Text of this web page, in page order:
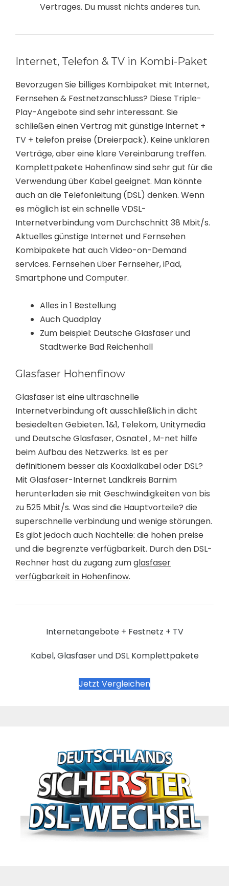
Vertrages. Du musst nichts anderes tun.
Internet, Telefon & TV in Kombi-Paket
Bevorzugen Sie billiges Kombipaket mit Internet,
Fernsehen & Festnetzanschluss? Diese Triple-
Play-Angebote sind sehr interessant. Sie
schließen einen Vertrag mit günstige internet +
TV + telefon preise (Dreierpack). Keine unklaren
Verträge, aber eine klare Vereinbarung treffen.
Komplettpakete Hohenfinow sind sehr gut für die
Verwendung über Kabel geeignet. Man könnte
auch an die Telefonleitung (DSL) denken. Wenn
es möglich ist ein schnelle VDSL-
Internetverbindung vom Durchschnitt 38 Mbit/s.
Aktuelles günstige Internet und Fernsehen
Kombipakete hat auch Video-on-Demand
services. Fernsehen über Fernseher, iPad,
Smartphone und Computer.
Alles in 1 Bestellung
Auch Quadplay
Zum beispiel: Deutsche Glasfaser und
Stadtwerke Bad Reichenhall
Glasfaser Hohenfinow
Glasfaser ist eine ultraschnelle
Internetverbindung oft ausschließlich in dicht
besiedelten Gebieten. 1&1, Telekom, Unitymedia
und Deutsche Glasfaser, Osnatel , M-net hilfe
beim Aufbau des Netzwerks. Ist es per
definitionem besser als Koaxialkabel oder DSL?
Mit Glasfaser-Internet Landkreis Barnim
herunterladen sie mit Geschwindigkeiten von bis
zu 525 Mbit/s. Was sind die Hauptvorteile? die
superschnelle verbindung und wenige störungen.
Es gibt jedoch auch Nachteile: die hohen preise
und die begrenzte verfügbarkeit. Durch den DSL-
Rechner hast du zugang zumglasfaser
verfügbarkeit in Hohenfinow.
Internetangebote + Festnetz + TV
Kabel, Glasfaser und DSL Komplettpakete
Jetzt Vergleichen